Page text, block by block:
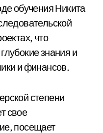
обучения Никита
что
знания и
и финансов.
степени
свое
посещает